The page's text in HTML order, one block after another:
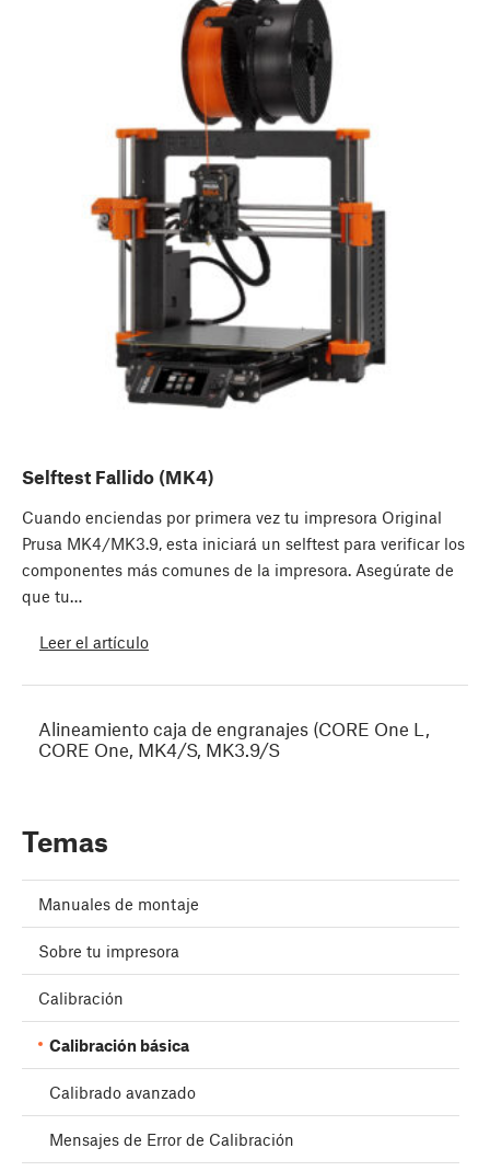
Selftest Fallido (MK4)
Cuando enciendas por primera vez tu impresora Original
Prusa MK4/MK3.9, esta iniciará un selftest para verificar los
componentes más comunes de la impresora. Asegúrate de
que tu…
Leer el artículo
Alineamiento caja de engranajes (CORE One L,
CORE One, MK4/S, MK3.9/S
Temas
Manuales de montaje
Sobre tu impresora
Calibración
Calibración básica
Calibrado avanzado
Mensajes de Error de Calibración